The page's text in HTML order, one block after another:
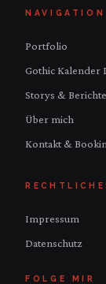
NAVIGATION
Portfolio
Gothic Kalender
Storys & Berichte
Über mich
Kontakt &
Impressum
Datenschutz
FOLGE MIR